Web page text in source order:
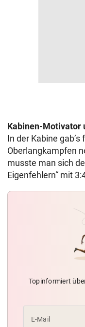
Kabinen-Motivator
In der Kabine
Oberlangkampfen
musste man sich
Eigenfehlern“ mit
Topinformiert
E-Mail